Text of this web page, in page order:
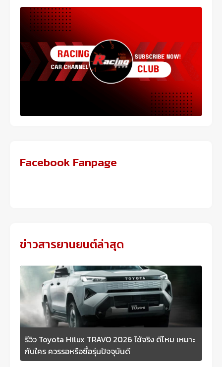
Facebook Fanpage
ข่าวสารยานยนต์ล่าสุด
รีวิว Toyota Hilux TRAVO 2026 ใช้จริง ดีไหม เหมาะ
กับใคร ควรรอหรือซื้อรุ่นปัจจุบันดี